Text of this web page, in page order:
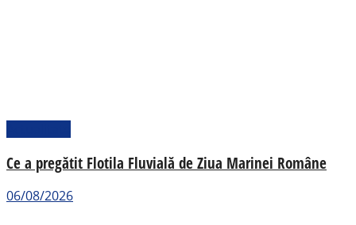
Ce a pregătit Flotila Fluvială de Ziua Marinei Române
06/08/2026